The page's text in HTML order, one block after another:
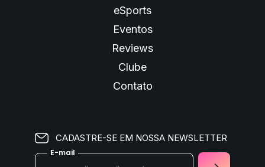
eSports
Eventos
Reviews
Clube
Contato
CADASTRE-SE EM NOSSA NEWSLETTER
E-mail